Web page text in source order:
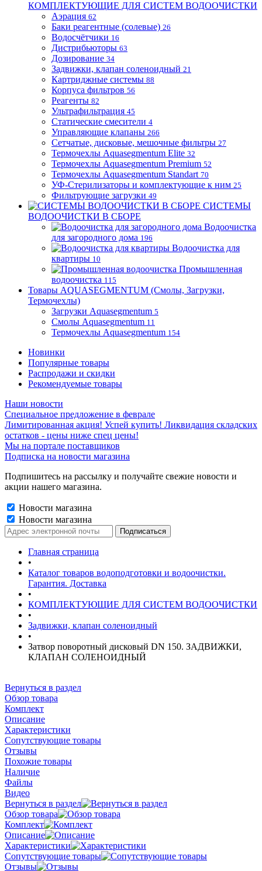
КОМПЛЕКТУЮЩИЕ ДЛЯ СИСТЕМ ВОДООЧИСТКИ
Аэрация 62
Баки реагентные (солевые) 26
Водосчётчики 16
Дистрибьюторы 63
Дозирование 34
Задвижки, клапан соленоидный 21
Картриджные системы 88
Корпуса фильтров 56
Реагенты 82
Ультрафильтрация 45
Статические смесители 4
Управляющие клапаны 266
Сетчатые, дисковые, мешочные фильтры 27
Термочехлы Aquasegmentum Elite 32
Термочехлы Aquasegmentum Premium 52
Термочехлы Aquasegmentum Standart 70
УФ-Стерилизаторы и комплектующие к ним 25
Фильтрующие загрузки 49
СИСТЕМЫ
ВОДООЧИСТКИ В СБОРЕ
Водоочистка
для загородного дома 196
Водоочистка для
квартиры 10
Промышленная
водоочистка 115
Товары AQUASEGMENTUM (Смолы, Загрузки,
Термочехлы)
Загрузки Aquasegmentum 5
Смолы Aquasegmentum 11
Термочехлы Aquasegmentum 154
Новинки
Популярные товары
Распродажи и скидки
Рекомендуемые товары
Наши новости
Специальное предложение в феврале
Лимитированная акция! Успей купить! Ликвидация складских
остатков - цены ниже спец цены!
Мы на портале поставщиков
Подписка на новости магазина
Подпишитесь на рассылку и получайте свежие новости и
акции нашего магазина.
Новости магазина
Новости магазина
Главная страница
•
Каталог товаров водоподготовки и водоочистки.
Гарантия. Доставка
•
КОМПЛЕКТУЮЩИЕ ДЛЯ СИСТЕМ ВОДООЧИСТКИ
•
Задвижки, клапан соленоидный
•
Затвор поворотный дисковый DN 150. ЗАДВИЖКИ,
КЛАПАН СОЛЕНОИДНЫЙ
Вернуться в раздел
Обзор товара
Комплект
Описание
Характеристики
Сопутствующие товары
Отзывы
Похожие товары
Наличие
Файлы
Видео
Вернуться в раздел
Обзор товара
Комплект
Описание
Характеристики
Сопутствующие товары
Отзывы